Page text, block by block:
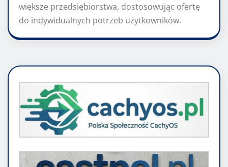
większe przedsiębiorstwa, dostosowując ofertę
do indywidualnych potrzeb użytkowników.